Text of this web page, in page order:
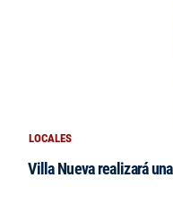
LOCALES
Villa Nueva realizará